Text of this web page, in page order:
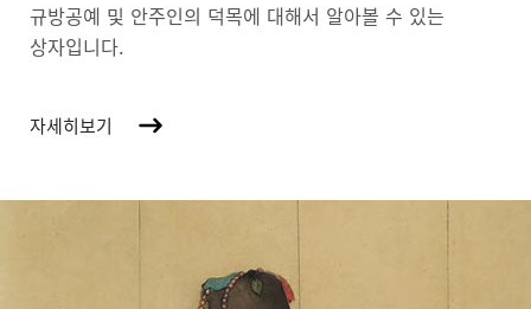
규방공예 및 안주인의 덕목에 대해서 알아볼 수 있는
상자입니다.
자세히보기